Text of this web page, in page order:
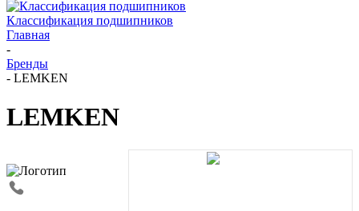
Классификация подшипников
Главная
-
Бренды
- LEMKEN
LEMKEN